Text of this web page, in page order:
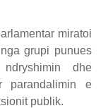
miratoi
grupi punues
dhe
parandalimin e
publik.